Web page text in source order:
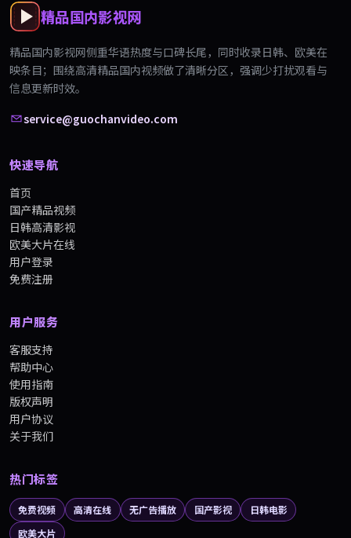
精品国内影视网
精品国内影视网侧重华语热度与口碑长尾，同时收录日韩、欧美在
映条目；围绕高清精品国内视频做了清晰分区，强调少打扰观看与
信息更新时效。
service@guochanvideo.com
快速导航
首页
国产精品视频
日韩高清影视
欧美大片在线
用户登录
免费注册
用户服务
客服支持
帮助中心
使用指南
版权声明
用户协议
关于我们
热门标签
免费视频 高清在线 无广告播放 国产影视
日韩电影
欧美大片